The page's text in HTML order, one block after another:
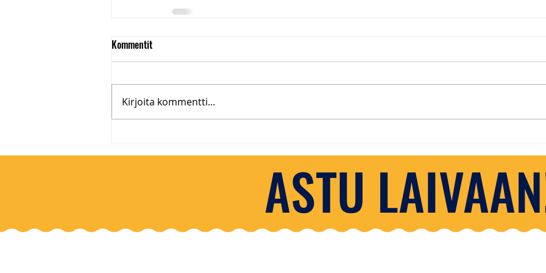
Kommentit
Kirjoita kommentti...
ASTU